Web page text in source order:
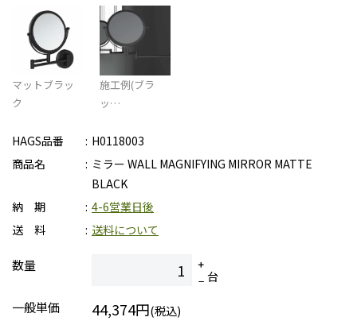
マットブラッ
ク
施工例(ブラ
ッ…
HAGS品番
H0118003
商品名
ミラー WALL MAGNIFYING MIRROR MATTE
BLACK
納 期
4-6営業日後
送 料
送料について
数量
台
一般単価
44,374円(税込)